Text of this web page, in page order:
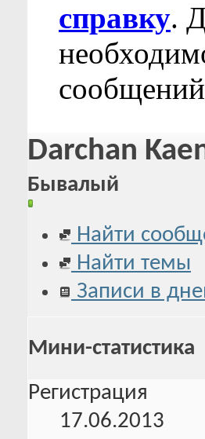
справку.
Darchan
Бывалый
Найти
Найти темы
Записи в
Мини-статистика
Регистрация
17.06.2013